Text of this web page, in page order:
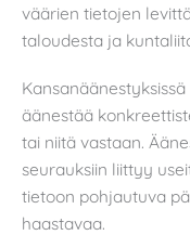
väärien tietojen
taloudesta ja
äänestää
tai niitä vastaan.
seurauksiin liittyy
tietoon pohjautuva
haastavaa.